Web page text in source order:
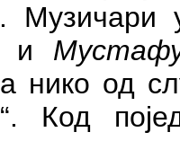
нико од
Код